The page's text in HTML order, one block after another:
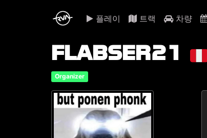
플레이 트랙 차량
FLABSER21
Organizer